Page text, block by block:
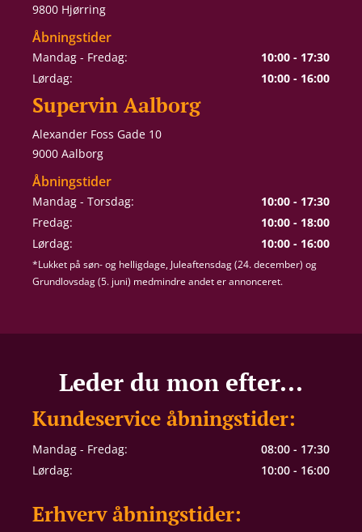
9800 Hjørring
Åbningstider
Mandag - Fredag:
10:00 - 17:30
Lørdag:
10:00 - 16:00
Supervin Aalborg
Alexander Foss Gade 10
9000 Aalborg
Åbningstider
Mandag - Torsdag:
10:00 - 17:30
Fredag:
10:00 - 18:00
Lørdag:
10:00 - 16:00
*Lukket på søn- og helligdage, Juleaftensdag (24. december) og
Grundlovsdag (5. juni) medmindre andet er annonceret.
Leder du mon efter...
Kundeservice åbningstider:
Mandag - Fredag:
08:00 - 17:30
Lørdag:
10:00 - 16:00
Erhverv åbningstider: